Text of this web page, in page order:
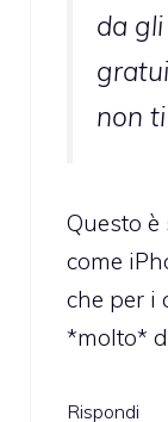
da
non
Questo è
come
che per i
*molto*
Rispondi